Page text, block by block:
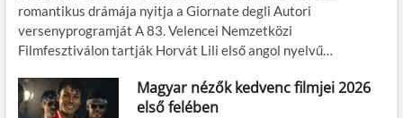
romantikus drámája nyitja a Giornate degli Autori
versenyprogramját A 83. Velencei Nemzetközi
Filmfesztiválon tartják Horvát Lili első angol nyelvű…
Magyar nézők kedvenc filmjei 2026
első felében